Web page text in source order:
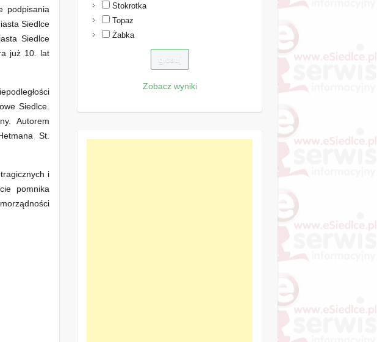
podpisania
Siedlce
Siedlce
już 10. lat
Siedlce.
Autorem
St.
i
pomnika
Stokrotka
Topaz
Żabka
Zobacz wyniki